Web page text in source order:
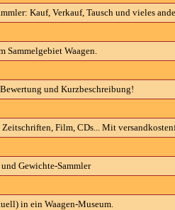
Kauf, Verkauf, Tausch und vieles
Sammelgebiet Waagen.
und Kurzbeschreibung!
Zeitschriften, Film, CDs... Mit
Gewichte-Sammler
in ein Waagen-Museum.